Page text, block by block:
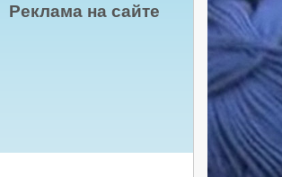
Реклама на сайте